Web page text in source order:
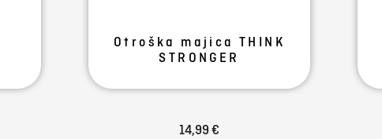
Otroška majica THINK
STRONGER
14,99 €